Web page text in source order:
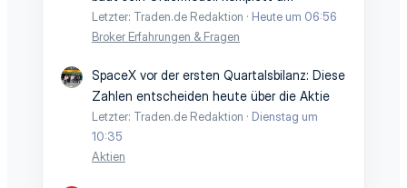
Letzter: Traden.de Redaktion
Heute um 06:56
Broker Erfahrungen & Fragen
SpaceX vor der ersten Quartalsbilanz: Diese
Zahlen entscheiden heute über die Aktie
Letzter: Traden.de Redaktion
Dienstag um
10:35
Aktien